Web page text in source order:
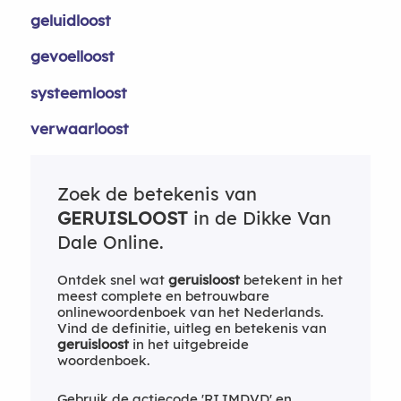
geluidloost
gevoelloost
systeemloost
verwaarloost
Zoek de betekenis van
GERUISLOOSTin de Dikke Van
Dale Online.
Ontdek snel wat geruisloostbetekent in het
meest complete en betrouwbare
onlinewoordenboek van het Nederlands.
Vind de definitie, uitleg en betekenis van
geruisloostin het uitgebreide
woordenboek.